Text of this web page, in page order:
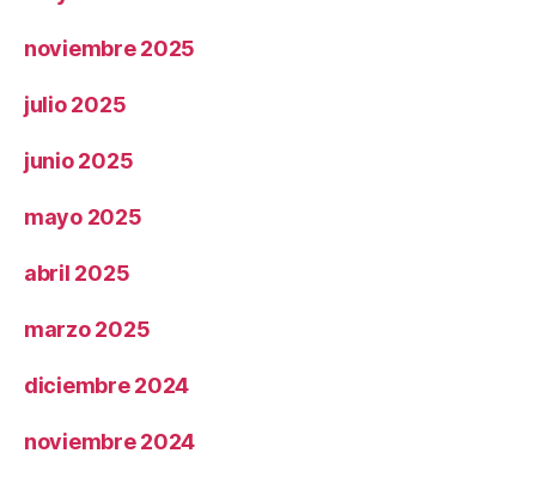
noviembre 2025
julio 2025
junio 2025
mayo 2025
abril 2025
marzo 2025
diciembre 2024
noviembre 2024